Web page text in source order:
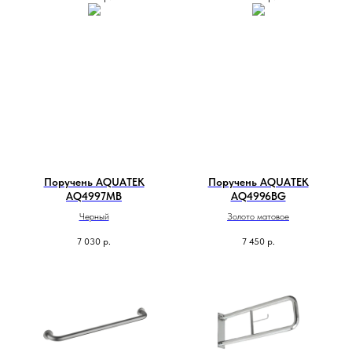
Поручень AQUATEK
AQ4997MB
Черный
7 030 р.
Поручень AQUATEK
AQ4996BG
Золото матовое
7 450 р.